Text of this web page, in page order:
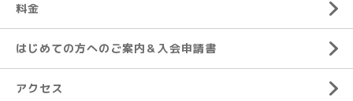
料金
はじめての方へのご案内＆入会申請書
アクセス